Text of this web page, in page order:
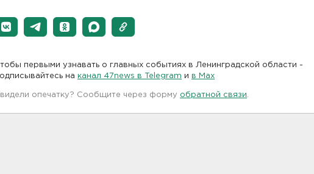
первыми узнавать о главных событиях в Ленинградской области -
на канал 47news в Telegram и в Maх
опечатку? Сообщите через форму обратной связи